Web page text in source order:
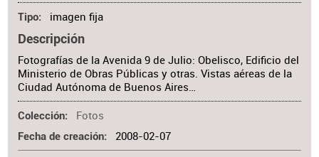
Tipo imagen fija
Descripción
Fotografías de la Avenida 9 de Julio: Obelisco, Edificio del
Ministerio de Obras Públicas y otras. Vistas aéreas de la
Ciudad Autónoma de Buenos Aires…
Colección Fotos
Fecha de creación 2008-02-07